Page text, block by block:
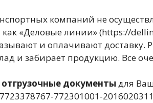
компаний не
«Деловые линии» (https://
и оплачивают доставку.
и забирает продукцию. Все
отгрузочные документы для
772301001-